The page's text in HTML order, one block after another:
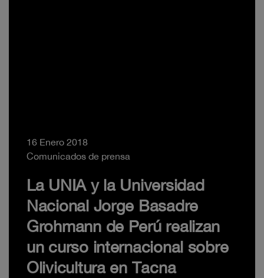
16 Enero 2018
Comunicados de prensa
La UNIA y la Universidad
Nacional Jorge Basadre
Grohmann de Perú realizan
un curso internacional sobre
Olivicultura en Tacna